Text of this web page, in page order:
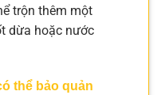
trộn thêm một
dừa hoặc nước
thể bảo quản